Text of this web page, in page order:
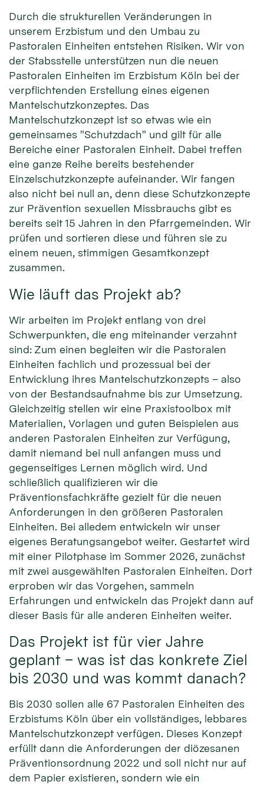
Durch die strukturellen Veränderungen in
unserem Erzbistum und den Umbau zu
Pastoralen Einheiten entstehen Risiken. Wir von
der Stabsstelle unterstützen nun die neuen
Pastoralen Einheiten im Erzbistum Köln bei der
verpflichtenden Erstellung eines eigenen
Mantelschutzkonzeptes. Das
Mantelschutzkonzept ist so etwas wie ein
gemeinsames "Schutzdach" und gilt für alle
Bereiche einer Pastoralen Einheit. Dabei treffen
eine ganze Reihe bereits bestehender
Einzelschutzkonzepte aufeinander. Wir fangen
also nicht bei null an, denn diese Schutzkonzepte
zur Prävention sexuellen Missbrauchs gibt es
bereits seit 15 Jahren in den Pfarrgemeinden. Wir
prüfen und sortieren diese und führen sie zu
einem neuen, stimmigen Gesamtkonzept
zusammen.
Wie läuft das Projekt ab?
Wir arbeiten im Projekt entlang von drei
Schwerpunkten, die eng miteinander verzahnt
sind: Zum einen begleiten wir die Pastoralen
Einheiten fachlich und prozessual bei der
Entwicklung ihres Mantelschutzkonzepts – also
von der Bestandsaufnahme bis zur Umsetzung.
Gleichzeitig stellen wir eine Praxistoolbox mit
Materialien, Vorlagen und guten Beispielen aus
anderen Pastoralen Einheiten zur Verfügung,
damit niemand bei null anfangen muss und
gegenseitiges Lernen möglich wird. Und
schließlich qualifizieren wir die
Präventionsfachkräfte gezielt für die neuen
Anforderungen in den größeren Pastoralen
Einheiten. Bei alledem entwickeln wir unser
eigenes Beratungsangebot weiter. Gestartet wird
mit einer Pilotphase im Sommer 2026, zunächst
mit zwei ausgewählten Pastoralen Einheiten. Dort
erproben wir das Vorgehen, sammeln
Erfahrungen und entwickeln das Projekt dann auf
dieser Basis für alle anderen Einheiten weiter.
Das Projekt ist für vier Jahre
geplant – was ist das konkrete Ziel
bis 2030 und was kommt danach?
Bis 2030 sollen alle 67 Pastoralen Einheiten des
Erzbistums Köln über ein vollständiges, lebbares
Mantelschutzkonzept verfügen. Dieses Konzept
erfüllt dann die Anforderungen der diözesanen
Präventionsordnung 2022 und soll nicht nur auf
dem Papier existieren, sondern wie ein